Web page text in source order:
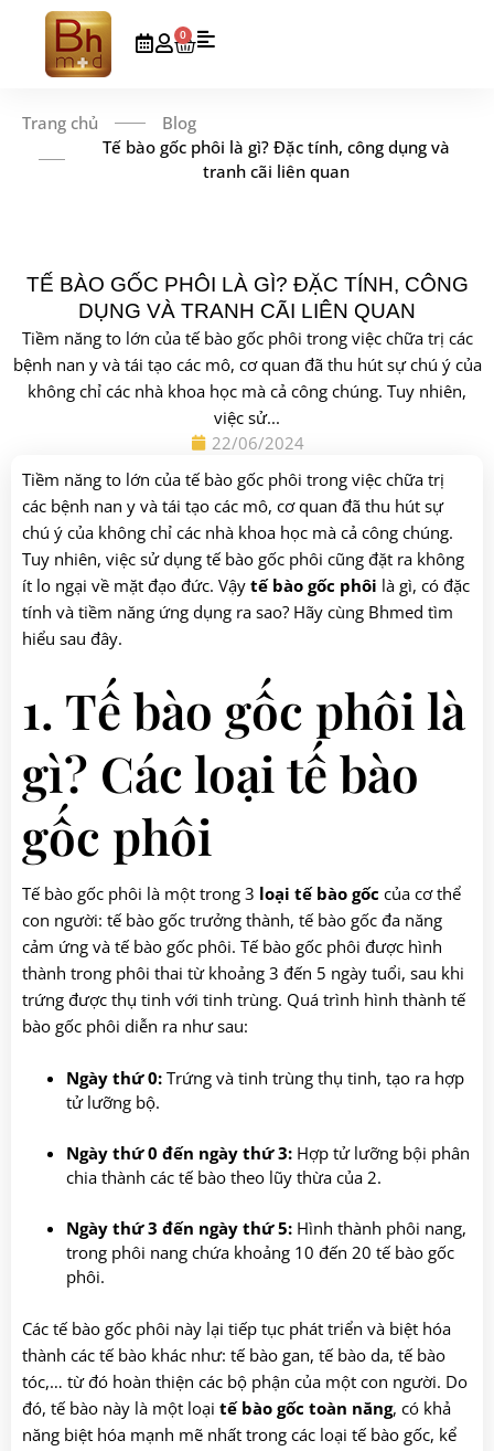
0
Trang chủ
Blog
Tế bào gốc phôi là gì? Đặc tính, công dụng và
tranh cãi liên quan
TẾ BÀO GỐC PHÔI LÀ GÌ? ĐẶC TÍNH, CÔNG
DỤNG VÀ TRANH CÃI LIÊN QUAN
Tiềm năng to lớn của tế bào gốc phôi trong việc chữa trị các
bệnh nan y và tái tạo các mô, cơ quan đã thu hút sự chú ý của
không chỉ các nhà khoa học mà cả công chúng. Tuy nhiên,
việc sử...
22/06/2024
Tiềm năng to lớn của tế bào gốc phôi trong việc chữa trị
các bệnh nan y và tái tạo các mô, cơ quan đã thu hút sự
chú ý của không chỉ các nhà khoa học mà cả công chúng.
Tuy nhiên, việc sử dụng tế bào gốc phôi cũng đặt ra không
ít lo ngại về mặt đạo đức. Vậy tế bào gốc phôi là gì, có đặc
tính và tiềm năng ứng dụng ra sao? Hãy cùng Bhmed tìm
hiểu sau đây.
1. Tế bào gốc phôi là
gì? Các loại tế bào
gốc phôi
Tế bào gốc phôi là một trong 3 loại tế bào gốc của cơ thể
con người: tế bào gốc trưởng thành, tế bào gốc đa năng
cảm ứng và tế bào gốc phôi. Tế bào gốc phôi được hình
thành trong phôi thai từ khoảng 3 đến 5 ngày tuổi, sau khi
trứng được thụ tinh với tinh trùng. Quá trình hình thành tế
bào gốc phôi diễn ra như sau:
Ngày thứ 0: Trứng và tinh trùng thụ tinh, tạo ra hợp
tử lưỡng bộ.
Ngày thứ 0 đến ngày thứ 3: Hợp tử lưỡng bội phân
chia thành các tế bào theo lũy thừa của 2.
Ngày thứ 3 đến ngày thứ 5: Hình thành phôi nang,
trong phôi nang chứa khoảng 10 đến 20 tế bào gốc
phôi.
Các tế bào gốc phôi này lại tiếp tục phát triển và biệt hóa
thành các tế bào khác như: tế bào gan, tế bào da, tế bào
tóc,… từ đó hoàn thiện các bộ phận của một con người. Do
đó, tế bào này là một loại tế bào gốc toàn năng, có khả
năng biệt hóa mạnh mẽ nhất trong các loại tế bào gốc, kể